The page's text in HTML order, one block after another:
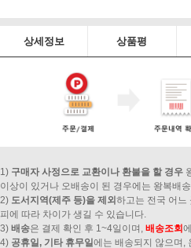
상세정보 상품평
1) 구매자 사정으로 교환이나 환불을 할 경우
이상이 있거나 오배송이 된 경우에는 왕복배
2) 도서지역(제주 등)을 제외하고는 전국 어느
피에 따라 차이가 생길 수 있습니다.
3) 배송은 결제 확인 후 1~4일이며, 배송조회
4) 공휴일, 기타 휴무일에는 배송되지 않으며,